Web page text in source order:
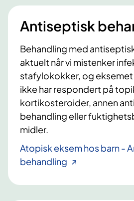
Antiseptisk
Behandling med
aktuelt når vi mistenker
stafylokokker, og eksemet
ikke har respondert på
kortikosteroider, annen
behandling eller
midler.
Atopisk eksem hos barn -
behandling